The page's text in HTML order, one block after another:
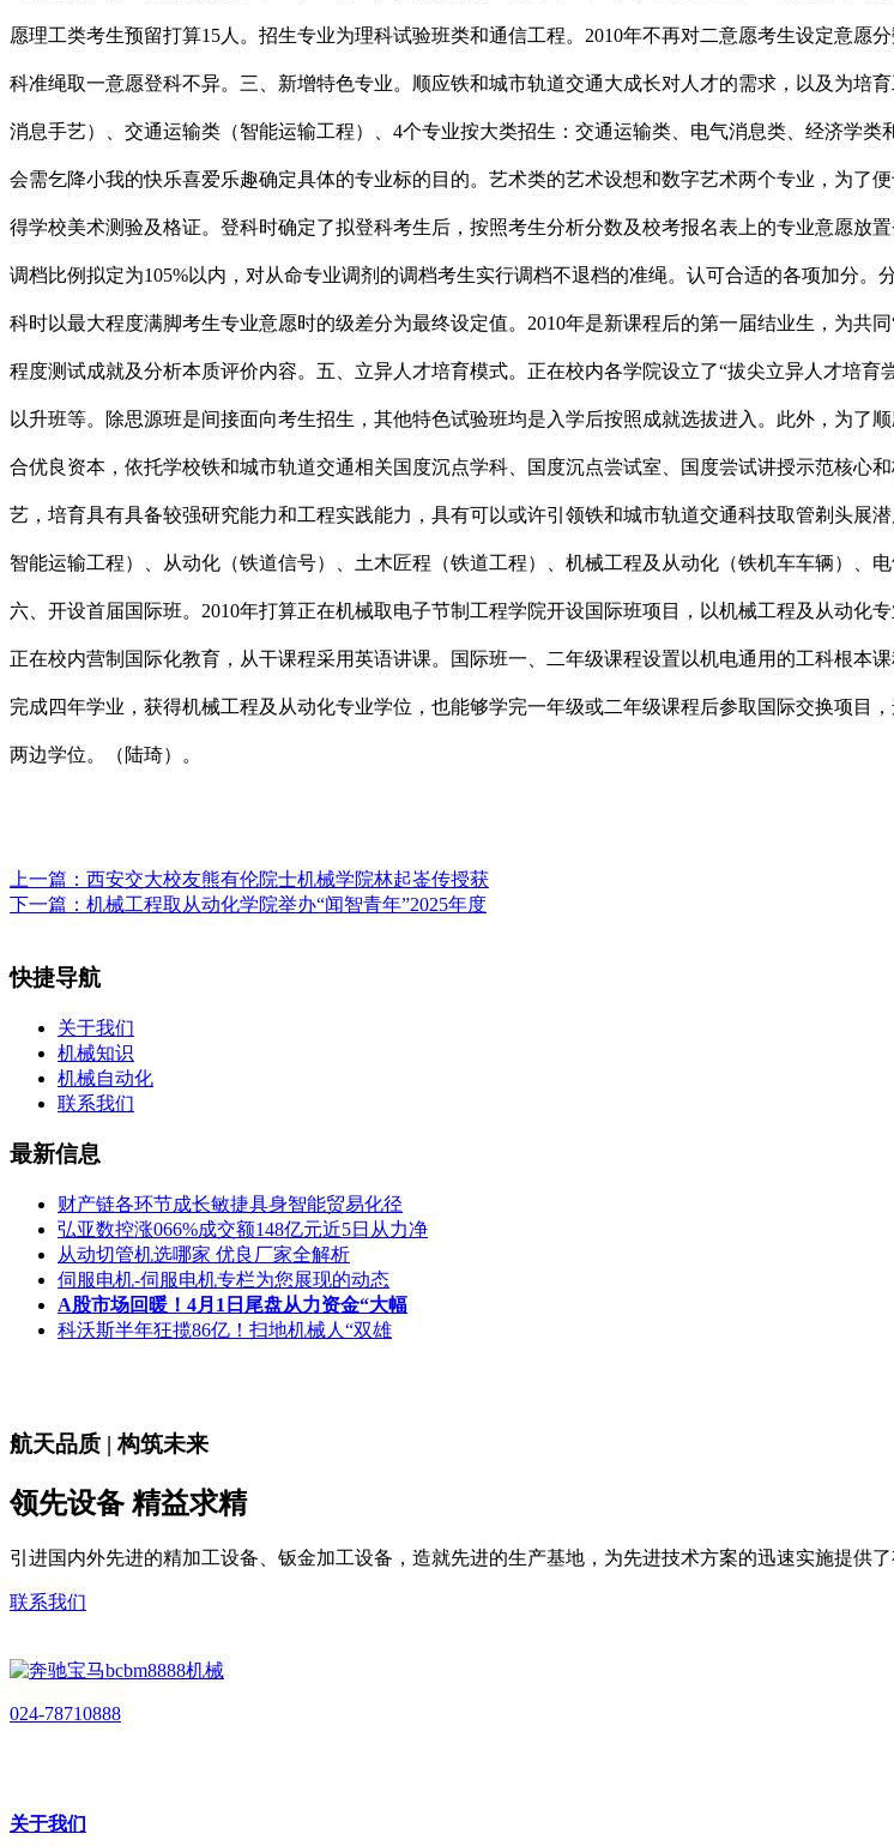
愿理工类考生预留打算15人。招生专业为理科试验班类和通信工程。2010年不再对二意愿考生设定意
科准绳取一意愿登科不异。三、新增特色专业。顺应铁和城市轨道交通大成长对人才的需求，以及为培
消息手艺）、交通运输类（智能运输工程）、4个专业按大类招生：交通运输类、电气消息类、经济学
会需乞降小我的快乐喜爱乐趣确定具体的专业标的目的。艺术类的艺术设想和数字艺术两个专业，为了
得学校美术测验及格证。登科时确定了拟登科考生后，按照考生分析分数及校考报名表上的专业意愿放
调档比例拟定为105%以内，对从命专业调剂的调档考生实行调档不退档的准绳。认可合适的各项加分
科时以最大程度满脚考生专业意愿时的级差分为最终设定值。2010年是新课程后的第一届结业生，为共
程度测试成就及分析本质评价内容。五、立异人才培育模式。正在校内各学院设立了“拔尖立异人才培
以升班等。除思源班是间接面向考生招生，其他特色试验班均是入学后按照成就选拔进入。此外，为
合优良资本，依托学校铁和城市轨道交通相关国度沉点学科、国度沉点尝试室、国度尝试讲授示范核心
艺，培育具有具备较强研究能力和工程实践能力，具有可以或许引领铁和城市轨道交通科技取管剃头展
智能运输工程）、从动化（铁道信号）、土木匠程（铁道工程）、机械工程及从动化（铁机车车辆）、
六、开设首届国际班。2010年打算正在机械取电子节制工程学院开设国际班项目，以机械工程及从动化
正在校内营制国际化教育，从干课程采用英语讲课。国际班一、二年级课程设置以机电通用的工科根本
完成四年学业，获得机械工程及从动化专业学位，也能够学完一年级或二年级课程后参取国际交换项
两边学位。（陆琦）。
上一篇： 西安交大校友熊有伦院士机械学院林起崟传授获
下一篇： 机械工程取从动化学院举办“闻智青年”2025年度
快捷导航
关于我们
机械知识
机械自动化
联系我们
最新信息
财产链各环节成长敏捷具身智能贸易化径
弘亚数控涨066%成交额148亿元近5日从力净
从动切管机选哪家 优良厂家全解析
伺服电机-伺服电机专栏为您展现的动态
A股市场回暖！4月1日尾盘从力资金“大幅
科沃斯半年狂揽86亿！扫地机械人“双雄
航天品质 | 构筑未来
领先设备 精益求精
引进国内外先进的精加工设备、钣金加工设备，造就先进的生产基地，为先进技术方案的迅速实施提供了
联系我们
024-78710888
关于我们